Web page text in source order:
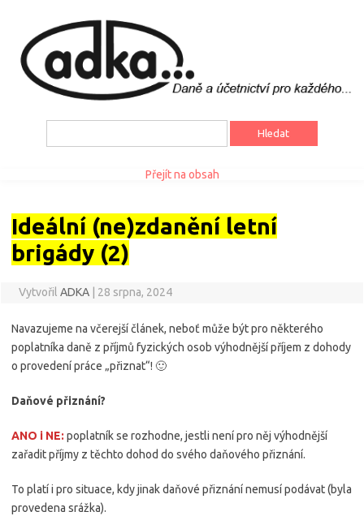
Vyhledávání
Přejít na obsah
Ideální (ne)zdanění letní
brigády (2)
Vytvořil ADKA | 28 srpna, 2024
Navazujeme na včerejší článek, neboť může být pro některého
poplatníka daně z příjmů fyzických osob výhodnější příjem z dohody
o provedení práce „přiznat“! 🙂
Daňové přiznání?
ANO i NE: poplatník se rozhodne, jestli není pro něj výhodnější
zařadit příjmy z těchto dohod do svého daňového přiznání.
To platí i pro situace, kdy jinak daňové přiznání nemusí podávat (byla
provedena srážka).